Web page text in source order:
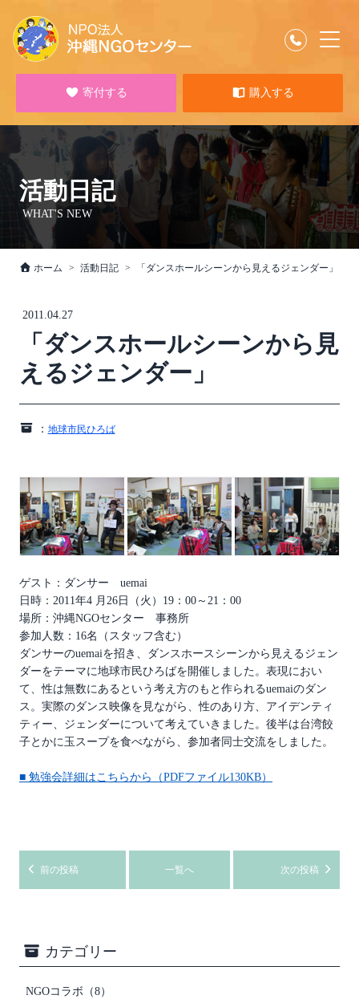
寄付する 購入する
活動日記
WHAT'S NEW
ホーム 活動日記 「ダンスホールシーンから見えるジェンダー」
2011.04.27
「ダンスホールシーンから見
えるジェンダー」
： 地球市民ひろば
ゲスト：ダンサー uemai
日時：2011年4 月26日（火）19：00～21：00
場所：沖縄NGOセンター 事務所
参加人数：16名（スタッフ含む）
ダンサーのuemaiを招き、ダンスホースシーンから見えるジェン
ダーをテーマに地球市民ひろばを開催しました。表現におい
て、性は無数にあるという考え方のもと作られるuemaiのダン
ス。実際のダンス映像を見ながら、性のあり方、アイデンティ
ティー、ジェンダーについて考えていきました。後半は台湾餃
子とかに玉スープを食べながら、参加者同士交流をしました。
■ 勉強会詳細はこちらから（PDFファイル130KB）
前の投稿 一覧へ 次の投稿
カテゴリー
NGOコラボ （8）